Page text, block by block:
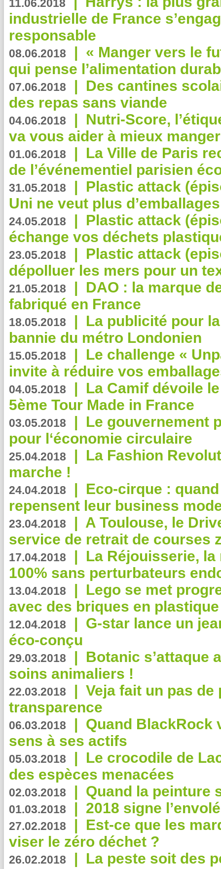
11.06.2018
industrielle de France
responsable
08.06.2018 | « Manger vers le
qui pense l’alimentation
07.06.2018 | Des cantines
des repas sans viande
04.06.2018 | Nutri-Score,
va vous aider à mieux
01.06.2018 | La Ville de Paris
de l’événementiel parisien
31.05.2018 | Plastic attack
Uni ne veut plus
24.05.2018 | Plastic attack
échange vos déchets
23.05.2018 | Plastic attack
dépolluer les mers pour un
21.05.2018 | DAO : la marque
fabriqué en France
18.05.2018 | La publicité pour
bannie du métro Londonien
15.05.2018 | Le challenge «
invite à réduire vos
04.05.2018 | La Camif dévoile
5ème Tour Made in France
03.05.2018 | Le gouvernement
pour l‘économie circulaire
25.04.2018 | La Fashion
marche !
24.04.2018 | Eco-cirque :
repensent leur business
23.04.2018 | A Toulouse, le
service de retrait de courses
17.04.2018 | La Réjouisserie,
100% sans perturbateurs
13.04.2018 | Lego se met
avec des briques en
12.04.2018 | G-star lance un
éco-conçu
29.03.2018 | Botanic s’attaque
soins animaliers !
22.03.2018 | Veja fait un pas de
transparence
06.03.2018 | Quand BlackRock
sens à ses actifs
05.03.2018 | Le crocodile de
des espèces menacées
02.03.2018 | Quand la peinture
01.03.2018 | 2018 signe
27.02.2018 | Est-ce que les
viser le zéro déchet ?
26.02.2018 | La peste soit des